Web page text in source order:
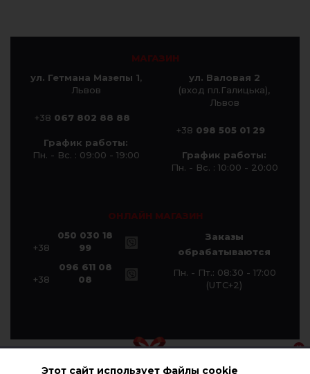
Этот сайт использует файлы cookie
МАГАЗИН
ул. Гетмана Мазепы 1,
Львов
+38 067 802 88 88
График работы:
Пн. - Вс. : 09:00 - 19:00
ул. Валовая 2
(вход пл.Галицька),
Львов
+38 098 505 01 29
График работы:
Пн. - Вс. : 10:00 - 20:00
ОНЛАЙН МАГАЗИН
+38
050 030 18
99
+38
096 611 08
08
Заказы
обрабатываются
Пн. - Пт.: 08:30 - 17:00
(UTC+2)
© Компания «Галичанка» 2026